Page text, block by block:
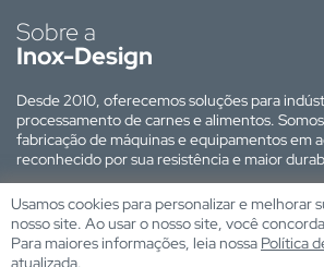
Sobre a
Inox-Design
Desde 2010, oferecemos soluções para
processamento de carnes e alimentos.
fabricação de máquinas e equipamentos em
reconhecido por sua resistência e maior
Site desenvolvido por:
Usamos cookies para personalizar e melhorar
nosso site. Ao usar o nosso site, você
Para maiores informações, leia nossa Política
atualizada.